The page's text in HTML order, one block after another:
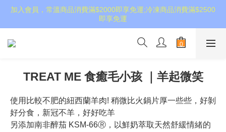
加入會員，常溫商品消費滿$2000即享免運;冷凍商品消費滿$2500
即享免運
TREAT ME 食癒毛小孩 ｜羊起微笑
使用比較不肥的紐西蘭羊肉! 稍微比火鍋片厚一些些，好剝
好分食，新冠不羊，好好吃羊
另添加南非醉茄 KSM-66Ⓡ，以鮮奶萃取天然舒緩情緒的